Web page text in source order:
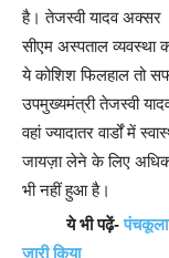
है। तेजस्वी यादव अक्सर
सीएम अस्पताल
ये कोशिश फिलहाल तो
उपमुख्यमंत्री तेजस्वी
वहां ज्यादातर वार्डों में
जायज़ा लेने के लिए
भी नहीं हुआ है।
ये भी पढ़ें-पंचकूला
जारी किया